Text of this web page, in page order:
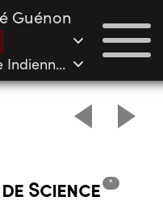
Guénon
INDE – L’Académie Indienne de Science
Science *